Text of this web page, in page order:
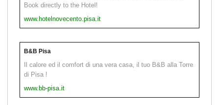
Book directly to the Hotel!
www.hotelnovecento.pisa.it
B&B Pisa
Il calore ed il comfort di una vera casa, il tuo B&B alla Torre
di Pisa !
www.bb-pisa.it